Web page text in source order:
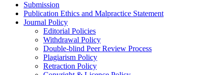
Submission
Publication Ethics and Malpractice Statement
Journal Policy
Editorial Policies
Withdrawal Policy
Double-blind Peer Review Process
Plagiarism Policy
Retraction Policy